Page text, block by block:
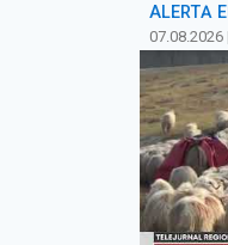
ALERTĂ
07.08.2026